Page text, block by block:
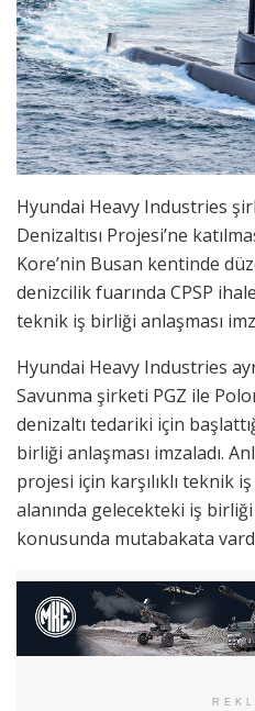
Hyundai Heavy Industries
Denizaltısı Projesi’ne
Kore’nin Busan kentinde
denizcilik fuarında CPSP
teknik iş birliği anlaşması
Hyundai Heavy Industries
Savunma şirketi PGZ ile
denizaltı tedariki için
birliği anlaşması imzaladı.
projesi için karşılıklı teknik
alanında gelecekteki iş
konusunda mutabakata